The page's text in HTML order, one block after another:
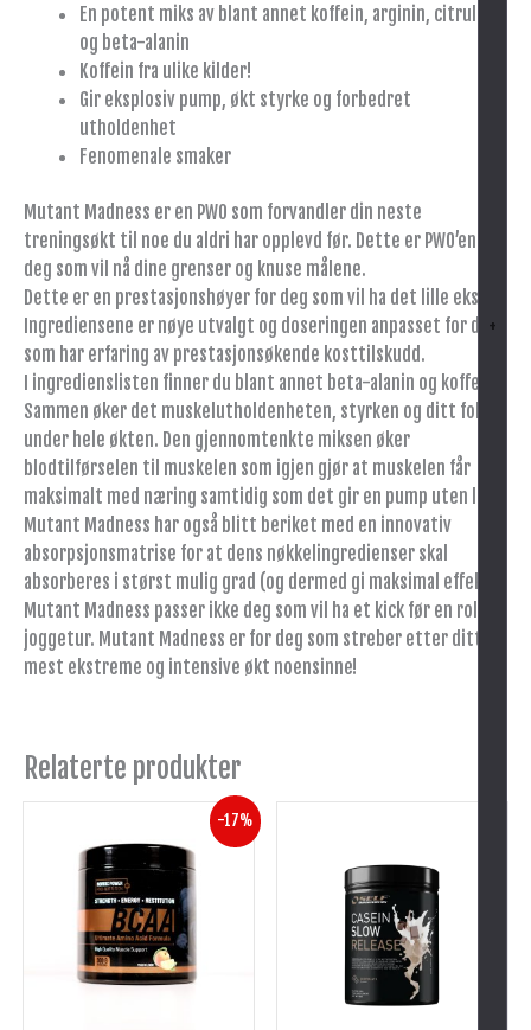
+
En potent miks av blant annet koffein, arginin, citrullin
og beta-alanin
Koffein fra ulike kilder!
Gir eksplosiv pump, økt styrke og forbedret
utholdenhet
Fenomenale smaker
Mutant Madness er en PWO som forvandler din neste
treningsøkt til noe du aldri har opplevd før. Dette er PWO’en for
deg som vil nå dine grenser og knuse målene.
Dette er en prestasjonshøyer for deg som vil ha det lille ekstra.
Ingrediensene er nøye utvalgt og doseringen anpasset for deg
som har erfaring av prestasjonsøkende kosttilskudd.
I ingredienslisten finner du blant annet beta-alanin og koffein.
Sammen øker det muskelutholdenheten, styrken og ditt fokus
under hele økten. Den gjennomtenkte miksen øker
blodtilførselen til muskelen som igjen gjør at muskelen får
maksimalt med næring samtidig som det gir en pump uten like!
Mutant Madness har også blitt beriket med en innovativ
absorpsjonsmatrise for at dens nøkkelingredienser skal
absorberes i størst mulig grad (og dermed gi maksimal effekt).
Mutant Madness passer ikke deg som vil ha et kick før en rolig
joggetur. Mutant Madness er for deg som streber etter ditt
mest ekstreme og intensive økt noensinne!
Relaterte produkter
-17%
pris
var:
kr 299.
Nåværende
pris
er:
kr 249.
produktet
har
flere
varianter.
Alternativene
kan
har
flere
varianter.
Alternativene
kan